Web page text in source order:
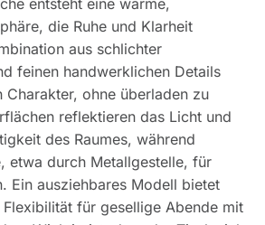
entsteht eine warme,
die Ruhe und Klarheit
aus schlichter
feinen handwerklichen Details
Charakter, ohne überladen zu
reflektieren das Licht und
des Raumes, während
etwa durch Metallgestelle, für
Ein ausziehbares Modell bietet
für gesellige Abende mit